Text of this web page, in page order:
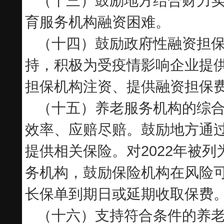
育服务机构融资困难。
（十四）鼓励政府性融资担
持，积极为受疫情影响企业提
担保机构注资、提供融资担保
（十五）养老服务机构的综
效率、应赔尽赔。鼓励地方通
提供相关保险。对2022年被
务机构，鼓励保险机构在风险
长保单到期日或延期收取保费
（十六）支持符合条件的养